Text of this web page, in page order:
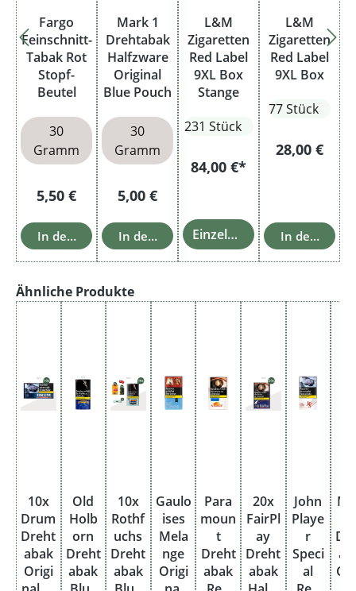
Fargo
Feinschnitt-
Tabak Rot
Stopf-
Beutel
30
Gramm
Regulärer Preis:
5,50 €
In den Warenkorb
Mark 1
Drehtabak
Halfzware
Original
Blue Pouch
30
Gramm
Regulärer Preis:
5,00 €
In den Warenkorb
L&M
Zigaretten
Red Label
9XL Box
Stange
231 Stück
84,00 €*
Einzelheiten
L&M
Zigaretten
Red Label
9XL Box
77 Stück
Regulärer
28,00 €
In den
Produktgalerie überspringen
Ähnliche Produkte
10x
Drum
Dreht
abak
Origi
Old
Holb
orn
Dreht
abak
10x
Rothf
uchs
Dreht
abak
Gaulo
ises
Mela
nge
Origi
Para
moun
t
Dreht
abak
20x
FairPl
ay
Dreht
abak
John
Playe
r
Speci
al